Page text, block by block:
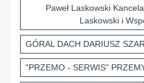
Paweł Laskowski
Laskowski i
GÓRAL DACH DARIUSZ
"PRZEMO - SERWIS"